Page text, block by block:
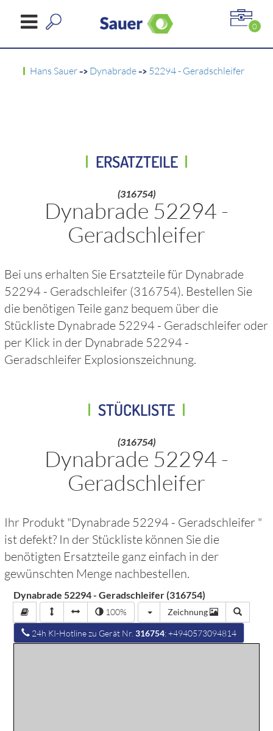
0
Hans Sauer-> Dynabrade-> 52294 - Geradschleifer
ERSATZTEILE
(316754)
Dynabrade 52294 -
Geradschleifer
Bei uns erhalten Sie Ersatzteile für Dynabrade
52294 - Geradschleifer (316754). Bestellen Sie
die benötigen Teile ganz bequem über die
Stückliste Dynabrade 52294 - Geradschleifer oder
per Klick in der Dynabrade 52294 -
Geradschleifer Explosionszeichnung.
STÜCKLISTE
(316754)
Dynabrade 52294 -
Geradschleifer
Ihr Produkt "Dynabrade 52294 - Geradschleifer "
ist defekt? In der Stückliste können Sie die
benötigten Ersatzteile ganz einfach in der
gewünschten Menge nachbestellen.
Dynabrade 52294 - Geradschleifer (316754)
100% Zeichnung
24h KI-Hotline zu Gerät Nr.316754: +4940573094814